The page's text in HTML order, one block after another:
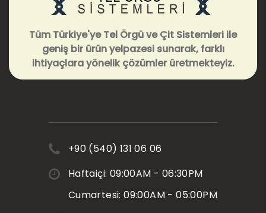
Tüm Türkiye'ye Tel Örgü ve Çit Sistemleri ile
geniş bir ürün yelpazesi sunarak, farklı
ihtiyaçlara yönelik çözümler üretmekteyiz.
+90 (540) 131 06 06
Haftaiçi: 09:00AM - 06:30PM
Cumartesi: 09:00AM - 05:00PM